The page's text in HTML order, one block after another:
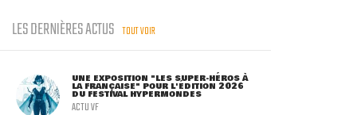
LES DERNIÈRES ACTUS TOUT VOIR
UNE EXPOSITION "LES SUPER-HÉROS À
LA FRANÇAISE" POUR L'ÉDITION 2026
DU FESTIVAL HYPERMONDES
ACTU VF